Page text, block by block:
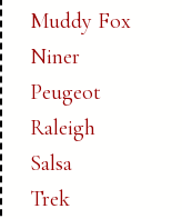
Muddy Fox
Niner
Peugeot
Raleigh
Salsa
Trek